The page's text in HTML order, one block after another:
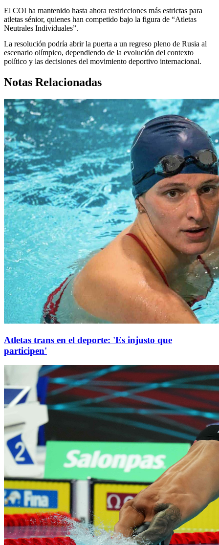
El COI ha mantenido hasta ahora restricciones más estrictas para
atletas sénior, quienes han competido bajo la figura de “Atletas
Neutrales Individuales”.
La resolución podría abrir la puerta a un regreso pleno de Rusia al
escenario olímpico, dependiendo de la evolución del contexto
político y las decisiones del movimiento deportivo internacional.
Notas Relacionadas
Atletas trans en el deporte: 'Es injusto que
participen'